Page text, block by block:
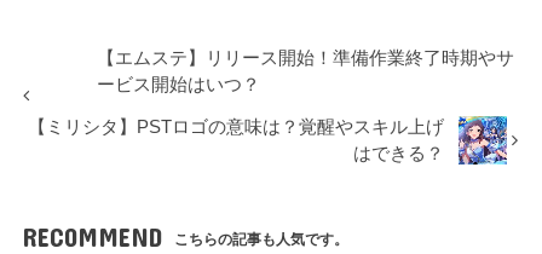
【エムステ】リリース開始！準備作業終了時期やサ
ービス開始はいつ？
【ミリシタ】PSTロゴの意味は？覚醒やスキル上げ
はできる？
RECOMMEND こちらの記事も人気です。